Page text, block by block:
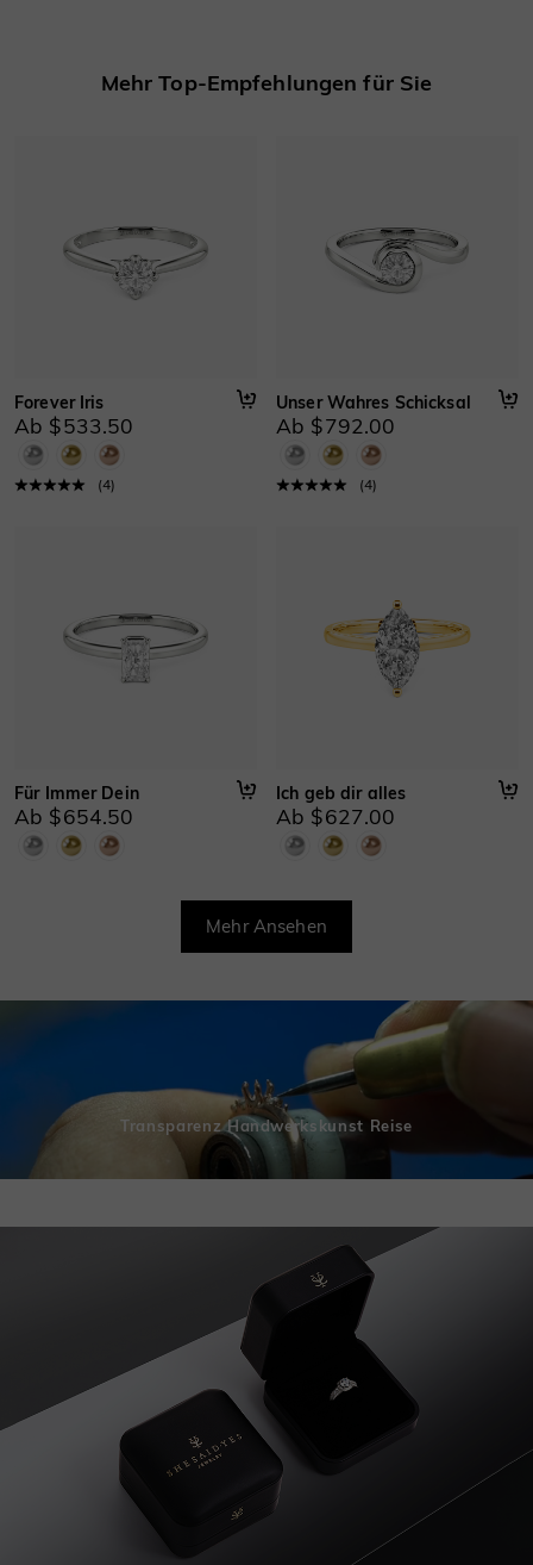
Mehr Top-Empfehlungen für Sie
Forever Iris
Ab $533.50
(4)
Unser Wahres Schicksal
Ab $792.00
(4)
Für Immer Dein
Ab $654.50
Ich geb dir alles
Ab $627.00
Mehr Ansehen
Transparenz Handwerkskunst Reise